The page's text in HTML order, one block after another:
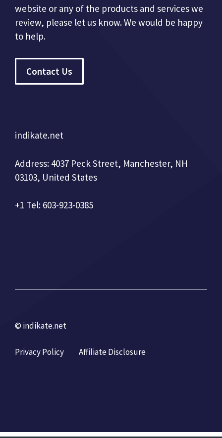
website or any of the products and services we
review, please let us know. We would be happy
to help.
Contact Us
indikate.net
Address: 4037 Peck Street, Manchester, NH
03103, United States
+1 Tel: 603-923-0385
© indikate.net
Privacy Policy Affiliate Disclosure